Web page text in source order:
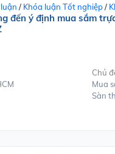
/ Khóa luận Tốt nghiệp/
đến ý định mua sắm
Chủ
Mua
Sàn